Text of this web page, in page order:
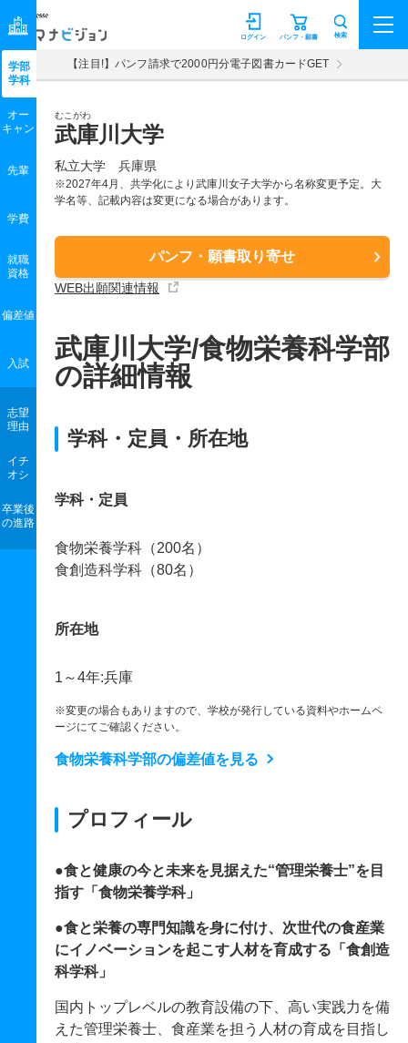
マナビジョン パンフ・願書
ログイン 検索
【注目!】パンフ請求で2000円分電子図書カードGET
むこがわ
武庫川大学
私立大学 兵庫県
※2027年4月、共学化により武庫川女子大学から名称変更予定。大
学名等、記載内容は変更になる場合があります。
パンフ・願書取り寄せ
WEB出願関連情報
学部
学科
オー
キャン
先輩
学費
就職
資格
偏差値
入試
志望
理由
イチ
オシ
卒業後
の進路
武庫川大学/食物栄養科学部
の詳細情報
学科・定員・所在地
学科・定員
食物栄養学科（200名）
食創造科学科（80名）
所在地
1～4年:兵庫
※変更の場合もありますので、学校が発行している資料やホームペ
ージにてご確認ください。
食物栄養科学部の偏差値を見る
プロフィール
●食と健康の今と未来を見据えた“管理栄養士”を目
指す「食物栄養学科」
●食と栄養の専門知識を身に付け、次世代の食産業
にイノベーションを起こす人材を育成する「食創造
科学科」
国内トップレベルの教育設備の下、高い実践力を備
えた管理栄養士、食産業を担う人材の育成を目指し